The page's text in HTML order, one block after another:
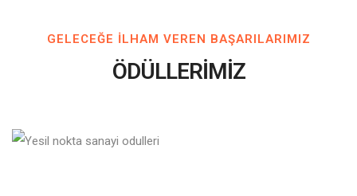
GELECEĞE ILHAM VEREN BAŞARILARIMIZ
ÖDÜLLERİMİZ